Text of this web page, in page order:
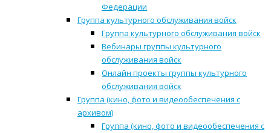
Федерации
Группа культурного обслуживания войск
Группа культурного обслуживания войск
Вебинары группы культурного
обслуживания войск
Онлайн проекты группы культурного
обслуживания войск
Группа (кино, фото и видеообеспечения с
архивом)
Группа (кино, фото и видеообеспечения с